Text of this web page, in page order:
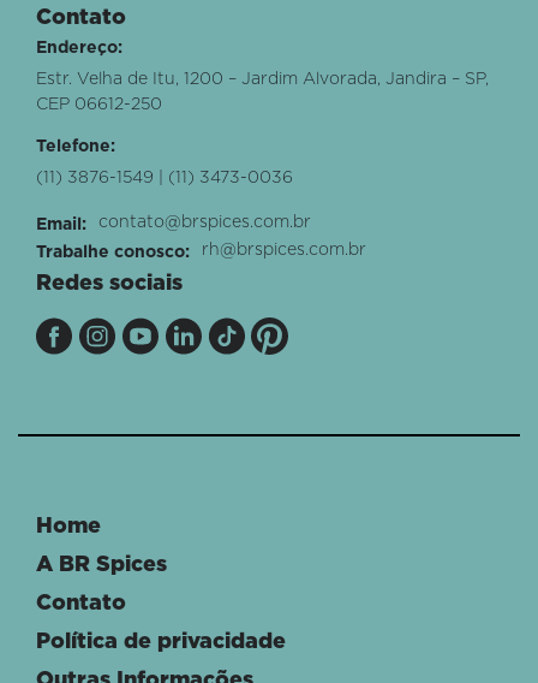
Contato
Endereço:
Estr. Velha de Itu, 1200 – Jardim Alvorada, Jandira – SP,
CEP 06612-250
Telefone:
(11) 3876-1549 | (11) 3473-0036
Email:
contato@brspices.com.br
Trabalhe conosco:
rh@brspices.com.br
Redes sociais
Home
A BR Spices
Contato
Política de privacidade